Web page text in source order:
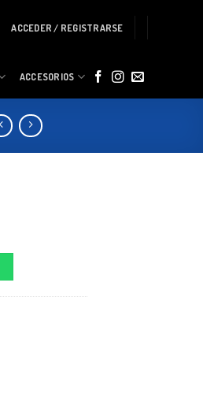
ACCEDER / REGISTRARSE
ACCESORIOS